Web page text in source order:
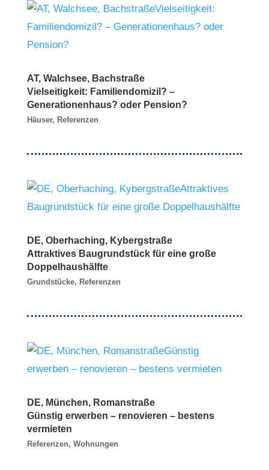
AT, Walchsee, Bachstraße
Vielseitigkeit: Familiendomizil? –
Generationenhaus? oder Pension?
Häuser, Referenzen
DE, Oberhaching, Kybergstraße
Attraktives Baugrundstück für eine große
Doppelhaushälfte
Grundstücke, Referenzen
DE, München, Romanstraße
Günstig erwerben – renovieren – bestens
vermieten
Referenzen, Wohnungen